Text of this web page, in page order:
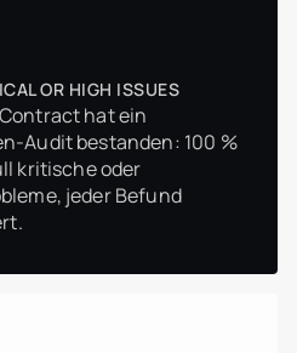
OR HIGH ISSUES
hat ein
Audit bestanden: 100 %
kritische oder
jeder Befund